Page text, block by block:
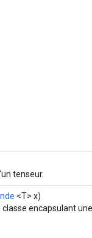
tenseur.
<T> x)
encapsulant